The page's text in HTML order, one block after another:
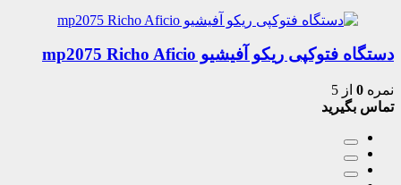
دستگاه فتوکپی ریکو آفیشیو mp2075 Richo Aficio
نمره 0 از 5
تماس بگیرید